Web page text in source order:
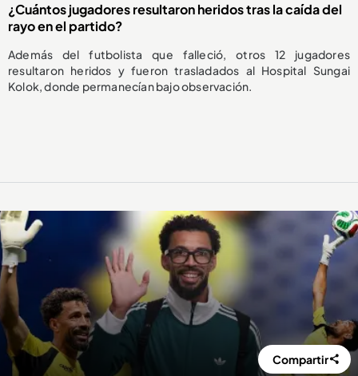
¿Cuántos jugadores resultaron heridos tras la caída del
rayo en el partido?
Además del futbolista que falleció, otros 12 jugadores
resultaron heridos y fueron trasladados al Hospital Sungai
Kolok, donde permanecían bajo observación.
Compartir